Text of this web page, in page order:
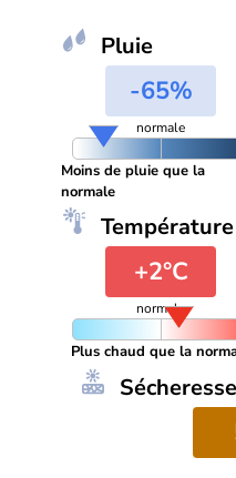
Pluie
-65%
normale
Moins de pluie que la
normale
Température
+2°C
normale
Plus chaud que la
Sécheresse